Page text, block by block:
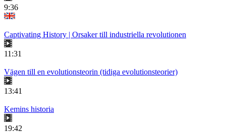
9:36
Captivating History | Orsaker till industriella revolutionen
11:31
Vägen till en evolutionsteorin (tidiga evolutionsteorier)
13:41
Kemins historia
19:42